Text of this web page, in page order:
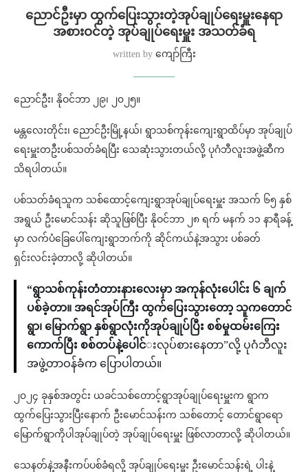
ညောင်ဦးမှာ ထွက်ပြေးသွားတဲ့အုပ်ချုပ်ရေးမှူးနေရာ
အစားဝင်တဲ့ အုပ်ချုပ်ရေးမှူး အသတ်ခံရ
written by ကျော်ကြီး
ညောင်ဦး၊ နိုဝင်ဘာ ၂၉၊ ၂၀၂၅။
မန္တလေးတိုင်း၊ ညောင်ဦးမြို့နယ်၊ ရွာသစ်ကုန်းကျေးရွာထိပ်မှာ အုပ်ချုပ်
ရေးမှူးတဦးပစ်သတ်ခံရပြီး သေဆုံးသွားတယ်လို့ ပုဂံဘီလူးအဖွဲ့ဆီက
သိရပါတယ်။
ပစ်သတ်ခံရသူက သစ်ထောင့်ကျေးရွာအုပ်ချုပ်ရေးမှူး အသက် ၆၅ နှစ်
အရွယ် ဦးမောင်သန်း ဆိုသူဖြစ်ပြီး နိုဝင်ဘာ ၂၈ ရက် မနက် ၁၁ နာရီခန့်
မှာ လက်ပံခြေပေါ်ကျေးရွာဘက်ကို ဆိုင်ကယ်နဲ့အသွား ပစ်ခတ်
ရှင်းလင်းခဲ့တာလို့ ဆိုပါတယ်။
“ရွာသစ်ကုန်းတံတားနားလေးမှာ အကုန်လုံးပေါင်း ၆ ချက်
ပစ်ခဲ့တာ။ အရင်အုပ်ကြီး ထွက်ပြေးသွားတော့ သူကတောင်
ရွာ၊ မြောက်ရွာ နှစ်ရွာလုံးကိုအုပ်ချုပ်ပြီး စစ်မှုထမ်းကြေး
ကောက်ပြီး စစ်တပ်နဲ့ပေါင်းလုပ်စားနေတာ”လို့ ပုဂံဘီလူး
အဖွဲ့တာဝန်ခံက ပြောပါတယ်။
၂၀၂၄ ခုနှစ်အတွင်း ယခင်သစ်တောင့်ရွာအုပ်ချုပ်ရေးမှူးက ရွာက
ထွက်ပြေးသွားပြီးနောက် ဦးမောင်သန်းက သစ်တောင့် တောင်ရွာရော
မြောက်ရွာကိုပါအုပ်ချုပ်တဲ့ အုပ်ချုပ်ရေးမှူး ဖြစ်လာတာလို့ ဆိုပါတယ်။
သေနတ်နဲ့အနီးကပ်ပစ်ခံရလို့ အုပ်ချုပ်ရေးမှူး ဦးမောင်သန်းရဲ့ ပါးနဲ့